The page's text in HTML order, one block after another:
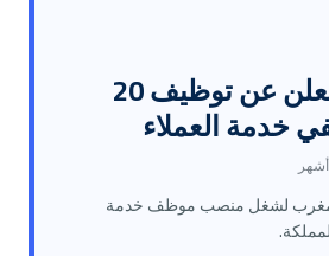
بنك المغرب يعلن عن توظيف 20
خدمة العملاء
لشغل منصب موظف خدمة